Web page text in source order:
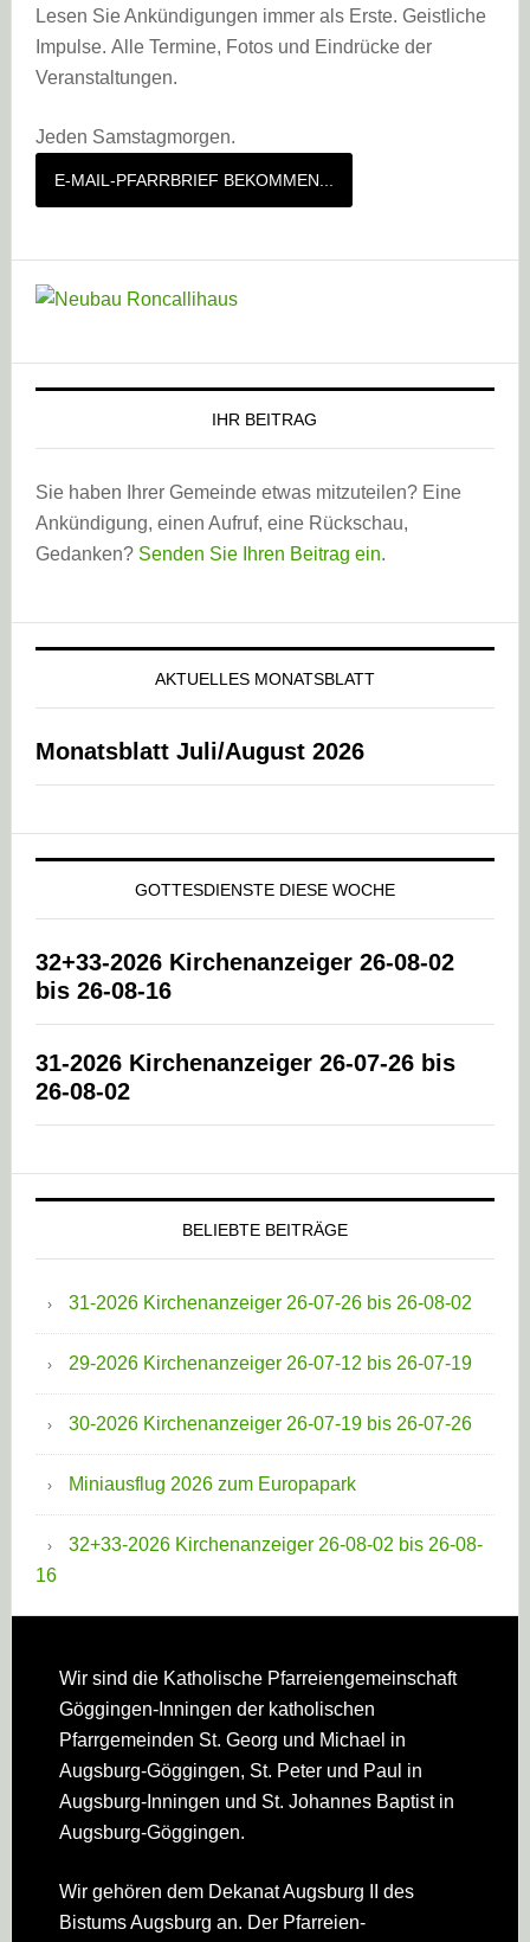
Lesen Sie Ankündigungen immer als Erste. Geistliche
Impulse. Alle Termine, Fotos und Eindrücke der
Veranstaltungen.
Jeden Samstagmorgen.
E-MAIL-PFARRBRIEF BEKOMMEN...
IHR BEITRAG
Sie haben Ihrer Gemeinde etwas mitzuteilen? Eine
Ankündigung, einen Aufruf, eine Rückschau,
Gedanken? Senden Sie Ihren Beitrag ein.
AKTUELLES MONATSBLATT
Monatsblatt Juli/August 2026
GOTTESDIENSTE DIESE WOCHE
32+33-2026 Kirchenanzeiger 26-08-02
bis 26-08-16
31-2026 Kirchenanzeiger 26-07-26 bis
26-08-02
BELIEBTE BEITRÄGE
31-2026 Kirchenanzeiger 26-07-26 bis 26-08-02
29-2026 Kirchenanzeiger 26-07-12 bis 26-07-19
30-2026 Kirchenanzeiger 26-07-19 bis 26-07-26
Miniausflug 2026 zum Europapark
32+33-2026 Kirchenanzeiger 26-08-02 bis 26-08-
16
Footer
Wir sind die Katholische Pfarreien­gemeinschaft
Göggingen-Inningen der katholischen
Pfarrgemeinden St. Georg und Michael in
Augsburg-Göggingen, St. Peter und Paul in
Augsburg-Inningen und St. Johannes Baptist in
Augsburg-Göggingen.
Wir gehören dem Dekanat Augsburg II des
Bistums Augsburg an. Der Pfarreien­